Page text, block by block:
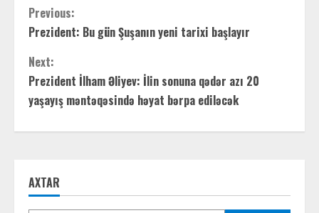
C
o
n
t
i
u
Previous:
Prezident: Bu gün Şuşanın yeni tarixi başlayır
Next:
Prezident İlham Əliyev: İlin sonuna qədər azı 20
yaşayış məntəqəsində həyat bərpa ediləcək
AXTAR